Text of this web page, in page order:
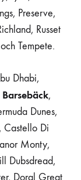
Preserve,
Russet
Tempete.
Dhabi,
Barsebäck,
Dunes,
Castello Di
Monty,
Dubsdread,
Doral Great